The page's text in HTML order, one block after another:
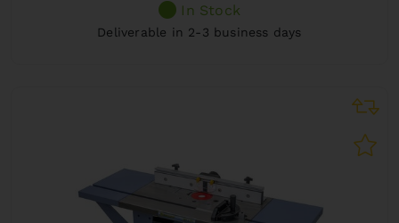
In Stock
Deliverable in 2-3 business days